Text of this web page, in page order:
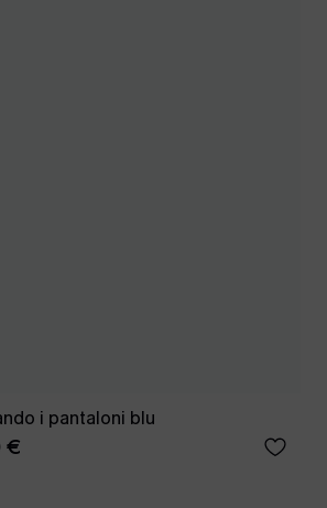
i pantaloni blu
€